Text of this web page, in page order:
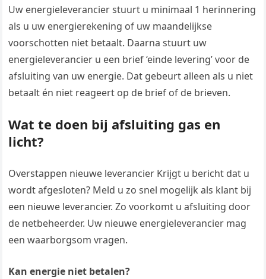
Uw energieleverancier stuurt u minimaal 1 herinnering
als u uw energierekening of uw maandelijkse
voorschotten niet betaalt. Daarna stuurt uw
energieleverancier u een brief ‘einde levering’ voor de
afsluiting van uw energie. Dat gebeurt alleen als u niet
betaalt én niet reageert op de brief of de brieven.
Wat te doen bij afsluiting gas en
licht?
Overstappen nieuwe leverancier Krijgt u bericht dat u
wordt afgesloten? Meld u zo snel mogelijk als klant bij
een nieuwe leverancier. Zo voorkomt u afsluiting door
de netbeheerder. Uw nieuwe energieleverancier mag
een waarborgsom vragen.
Kan energie niet betalen?